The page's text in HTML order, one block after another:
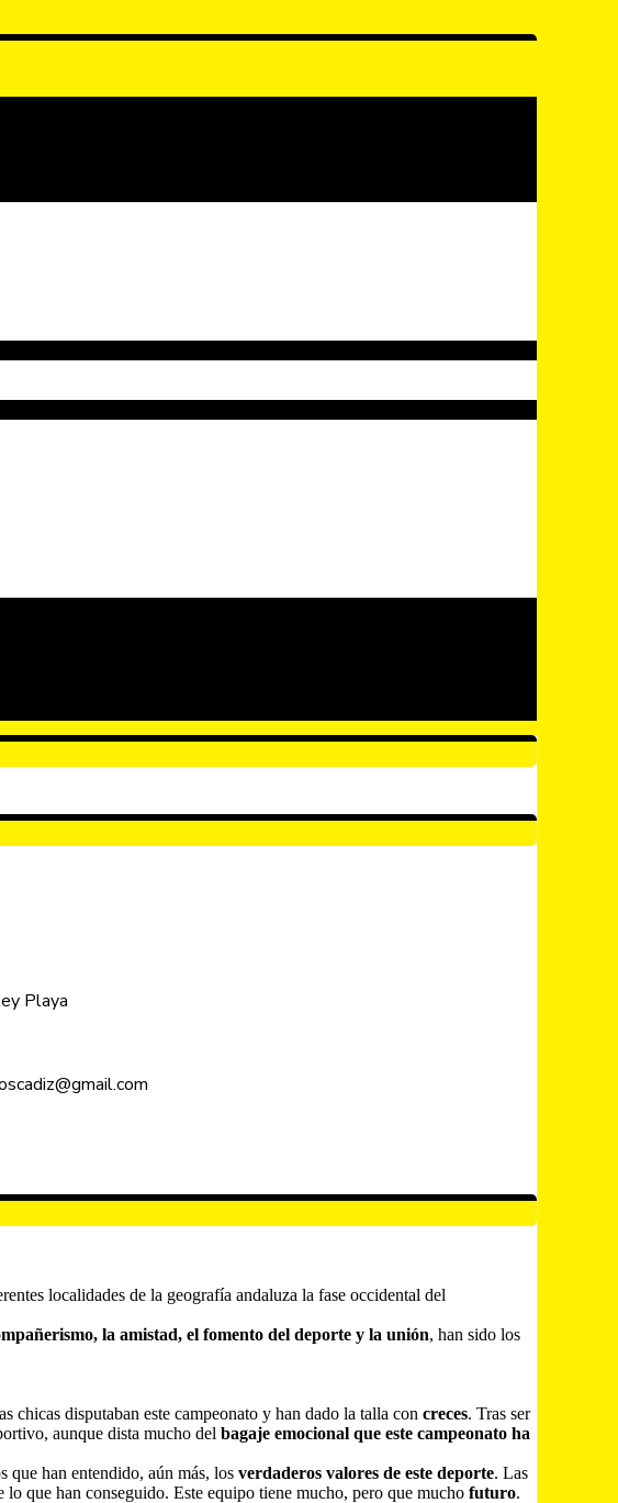
Playa
localidades de la geografía andaluza la fase occidental del
la amistad, el fomento del deporte y la unión, han sido los
chicas disputaban este campeonato y han dado la talla con creces. Tras ser
aunque dista mucho del bagaje emocional que este campeonato ha
que han entendido, aún más, los verdaderos valores de este deporte. Las
lo que han conseguido. Este equipo tiene mucho, pero que mucho futuro.